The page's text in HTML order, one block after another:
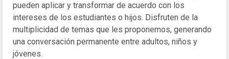
pueden aplicar y transformar de acuerdo con los
intereses de los estudiantes o hijos. Disfruten de la
multiplicidad de temas que les proponemos, generando
una conversación permanente entre adultos, niños y
jóvenes.